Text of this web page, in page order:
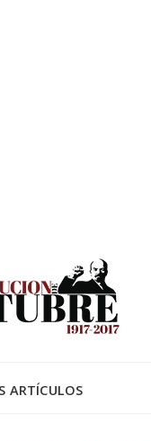
ARTÍCULOS